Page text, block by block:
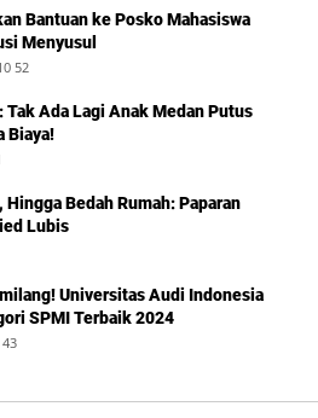
Bantuan ke Posko Mahasiswa
Menyusul
52
Ada Lagi Anak Medan Putus
Biaya!
Hingga Bedah Rumah: Paparan
Lubis
Universitas Audi Indonesia
SPMI Terbaik 2024